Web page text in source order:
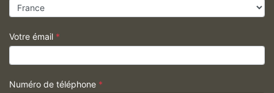
Votre émail *
Numéro de téléphone *